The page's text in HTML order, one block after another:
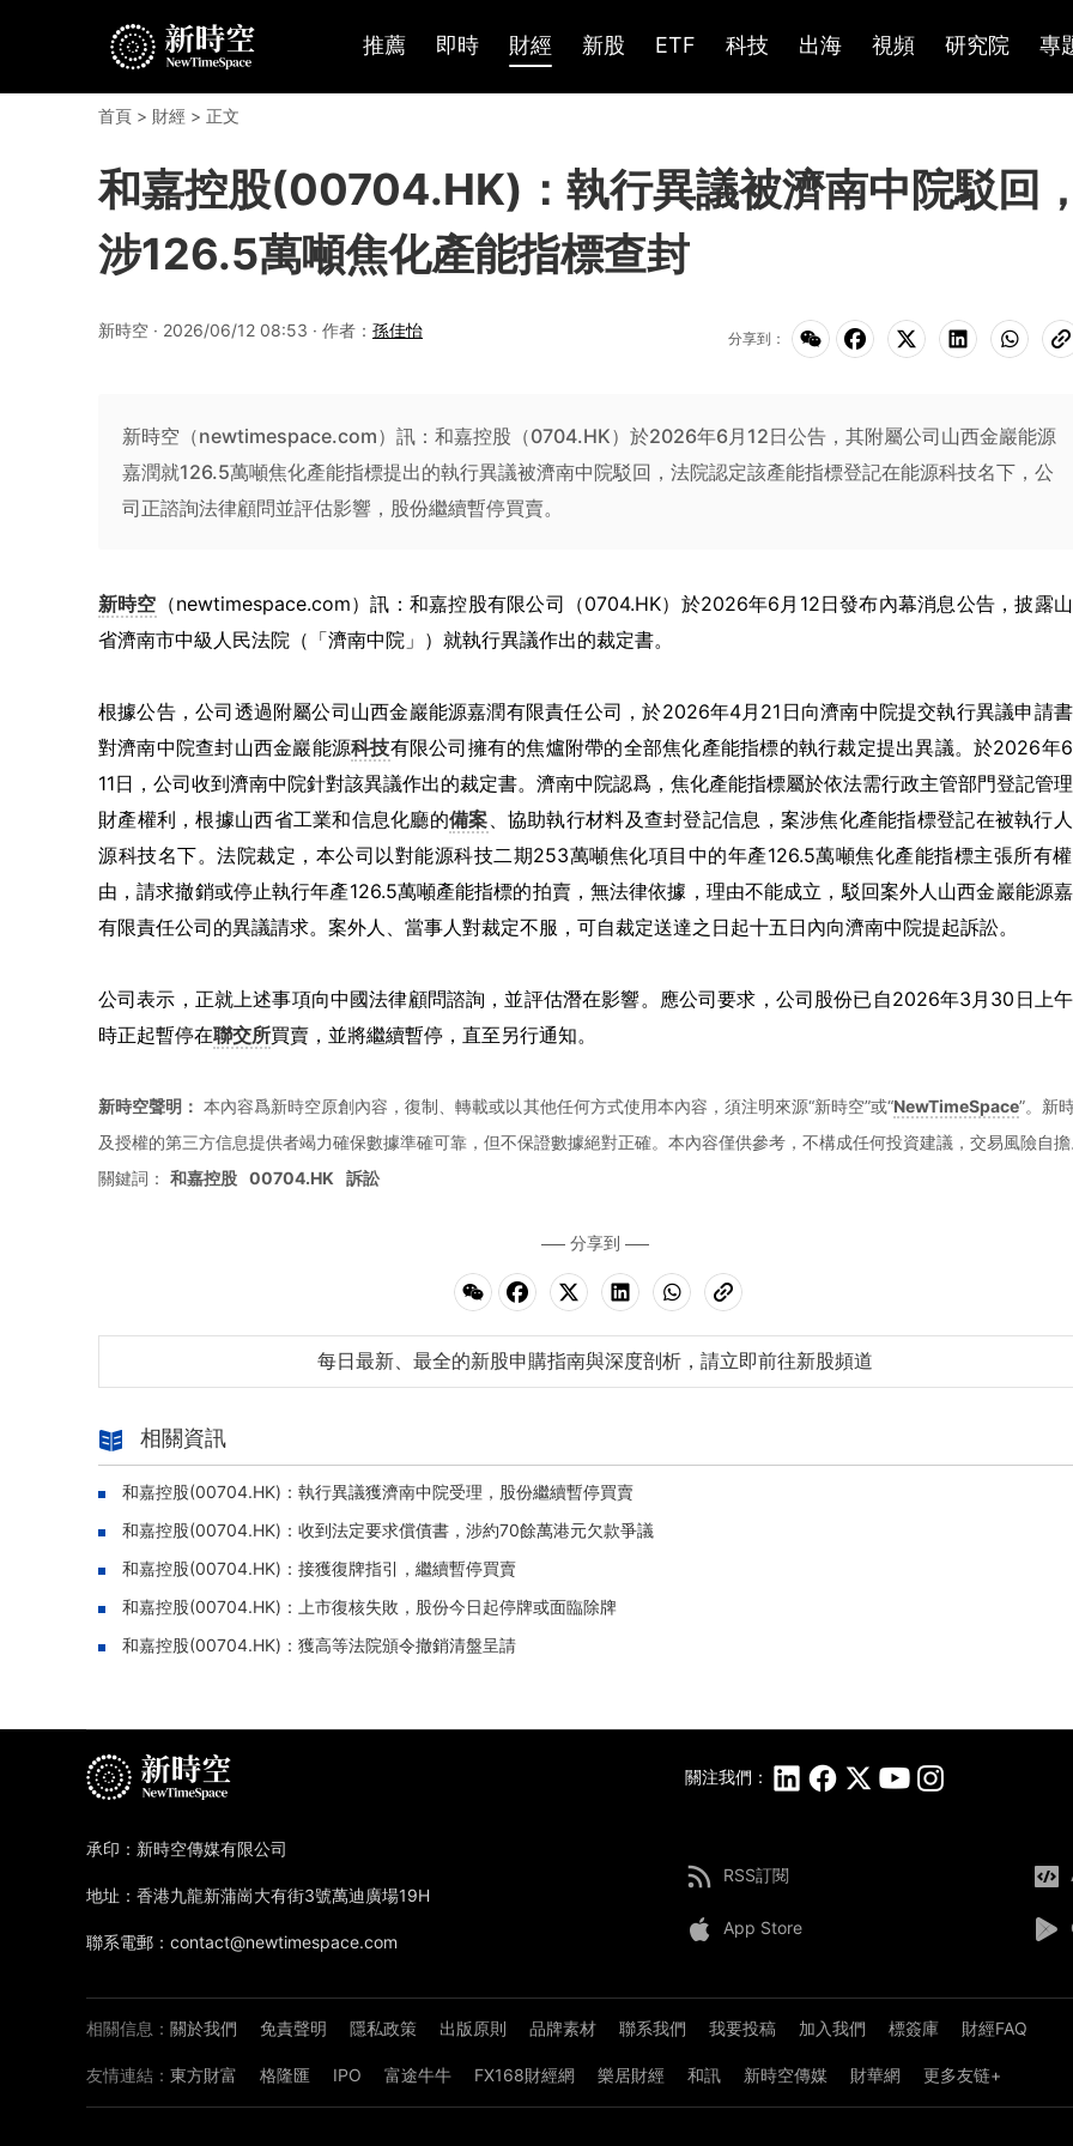
推薦 即時 財經 新股 ETF 科技 出海 視頻 研究院 專
首頁 > 財經 > 正文
和嘉控股(00704.HK)：執行異議被濟南中院駁回
涉126.5萬噸焦化產能指標查封
新時空 · 2026/06/12 08:53 · 作者： 孫佳怡 分享到：
新時空（newtimespace.com）訊：和嘉控股（0704.HK）於2026年6月12日公告，其附屬公司山西金巖能源
嘉潤就126.5萬噸焦化產能指標提出的執行異議被濟南中院駁回，法院認定該產能指標登記在能源科技名下，公
司正諮詢法律顧問並評估影響，股份繼續暫停買賣。
新時空 （newtimespace.com）訊：和嘉控股有限公司（0704.HK）於2026年6月12日發布內幕消息公告，披露
省濟南市中級人民法院（「濟南中院」）就執行異議作出的裁定書。
根據公告，公司透過附屬公司山西金巖能源嘉潤有限責任公司，於2026年4月21日向濟南中院提交執行異議申請
對濟南中院查封山西金巖能源科技有限公司擁有的焦爐附帶的全部焦化產能指標的執行裁定提出異議。於2026年
11日，公司收到濟南中院針對該異議作出的裁定書。濟南中院認爲，焦化產能指標屬於依法需行政主管部門登記管
財產權利，根據山西省工業和信息化廳的備案、協助執行材料及查封登記信息，案涉焦化產能指標登記在被執行
源科技名下。法院裁定，本公司以對能源科技二期253萬噸焦化項目中的年產126.5萬噸焦化產能指標主張所有
由，請求撤銷或停止執行年產126.5萬噸產能指標的拍賣，無法律依據，理由不能成立，駁回案外人山西金巖能源
有限責任公司的異議請求。案外人、當事人對裁定不服，可自裁定送達之日起十五日內向濟南中院提起訴訟。
公司表示，正就上述事項向中國法律顧問諮詢，並評估潛在影響。應公司要求，公司股份已自2026年3月30日上
時正起暫停在聯交所買賣，並將繼續暫停，直至另行通知。
新時空聲明： 本內容爲新時空原創內容，復制、轉載或以其他任何方式使用本內容，須注明來源“新時空”或“NewTimeSpace”。新
及授權的第三方信息提供者竭力確保數據準確可靠，但不保證數據絕對正確。本內容僅供參考，不構成任何投資建議，交易風險自
關鍵詞： 和嘉控股 00704.HK 訴訟
分享到
每日最新、最全的新股申購指南與深度剖析，請立即前往新股頻道
相關資訊
和嘉控股(00704.HK)：執行異議獲濟南中院受理，股份繼續暫停買賣
和嘉控股(00704.HK)：收到法定要求償債書，涉約70餘萬港元欠款爭議
和嘉控股(00704.HK)：接獲復牌指引，繼續暫停買賣
和嘉控股(00704.HK)：上市復核失敗，股份今日起停牌或面臨除牌
和嘉控股(00704.HK)：獲高等法院頒令撤銷清盤呈請
關注我們：
RSS訂閱
App Store
相關信息： 關於我們 免責聲明 隱私政策 出版原則 品牌素材 聯系我們 我要投稿 加入我們 標簽庫 財經FAQ
友情連結： 東方財富 格隆匯 IPO 富途牛牛 FX168財經網 樂居財經 和訊 新時空傳媒 財華網 更多友链+
承印：新時空傳媒有限公司
地址：香港九龍新蒲崗大有街3號萬迪廣場19H
聯系電郵：contact@newtimespace.com